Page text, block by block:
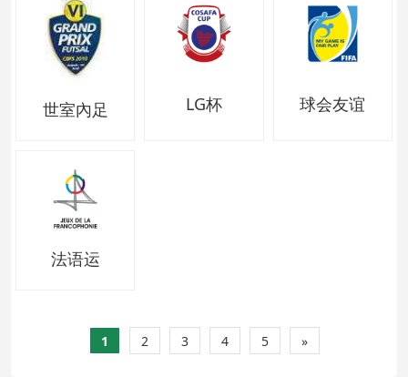
世室內足 LG杯 球会友谊
法语运
1 2 3 4 5 »